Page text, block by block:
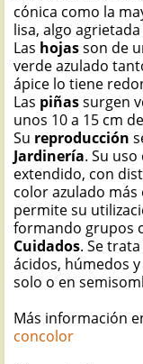
cónica como la
lisa, algo
Las hojasson de
verde azulado
ápice lo tiene
Las piñassurgen
unos 10 a 15 cm
Su reproducción
Jardinería. Su
extendido, con
color azulado
permite su
formando grupos
Cuidados. Se
ácidos, húmedos
solo o en
Más información
concolor